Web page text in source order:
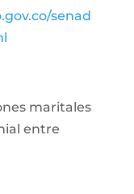
senad
maritales
entre